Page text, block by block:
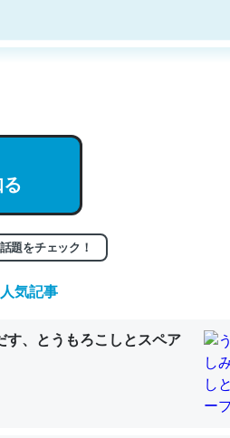
だと英語小説100ページ分くらい。
、短期記憶というには多い分量。進化
題をチェック！
気記事
す、とうもろこしとスペア